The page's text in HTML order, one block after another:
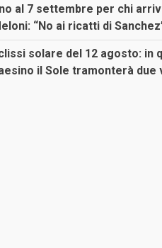
al 7 settembre per chi
“No ai ricatti di
solare del 12 agosto: in
il Sole tramonterà due